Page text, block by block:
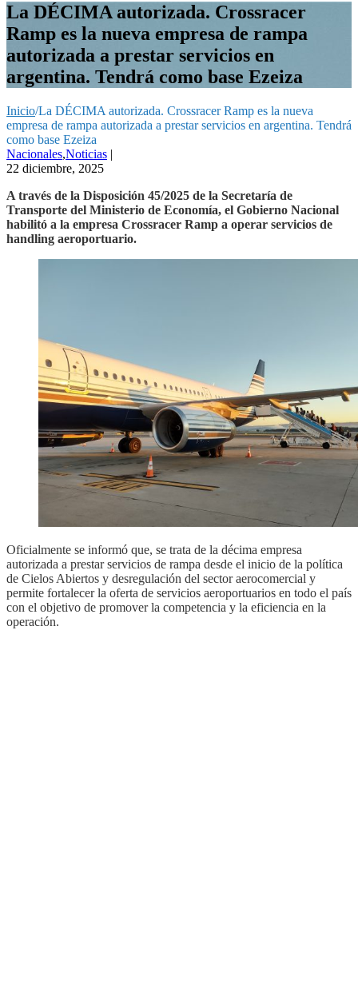
La DÉCIMA autorizada. Crossracer
Ramp es la nueva empresa de rampa
autorizada a prestar servicios en
argentina. Tendrá como base Ezeiza
Inicio/La DÉCIMA autorizada. Crossracer Ramp es la nueva
empresa de rampa autorizada a prestar servicios en argentina. Tendrá
como base Ezeiza
Nacionales,Noticias |
22 diciembre, 2025
A través de la Disposición 45/2025 de la Secretaría de
Transporte del Ministerio de Economía, el Gobierno Nacional
habilitó a la empresa Crossracer Ramp a operar servicios de
handling aeroportuario.
Oficialmente se informó que, se trata de la décima empresa
autorizada a prestar servicios de rampa desde el inicio de la política
de Cielos Abiertos y desregulación del sector aerocomercial y
permite fortalecer la oferta de servicios aeroportuarios en todo el país
con el objetivo de promover la competencia y la eficiencia en la
operación.